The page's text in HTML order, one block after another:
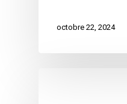
octobre 22, 2024